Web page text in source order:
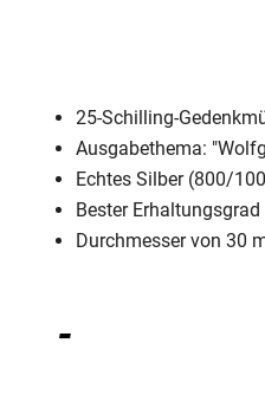
25-Schilling-
Ausgabethema:
Echtes Silber (800/
Bester
Durchmesser von 30
-